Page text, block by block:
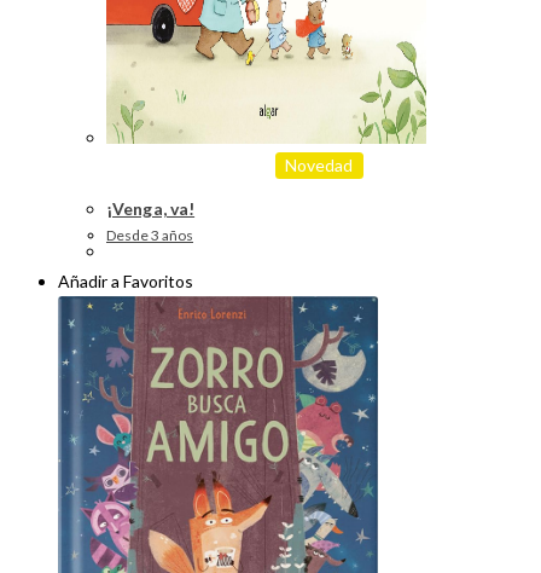
Novedad
¡Venga, va!
Desde 3 años
Añadir a Favoritos